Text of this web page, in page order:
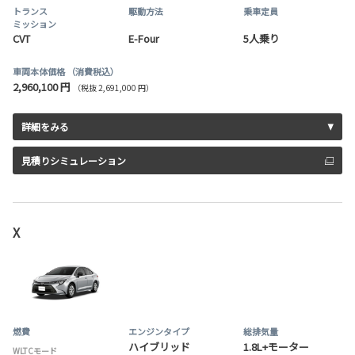
トランス
ミッション
CVT
駆動方法
E-Four
乗車定員
5人乗り
車両本体価格 （消費税込）
2,960,100 円 （税抜 2,691,000 円）
詳細をみる
見積りシミュレーション
X
燃費
WLTCモード
エンジンタイプ
ハイブリッド
総排気量
1.8L+モーター